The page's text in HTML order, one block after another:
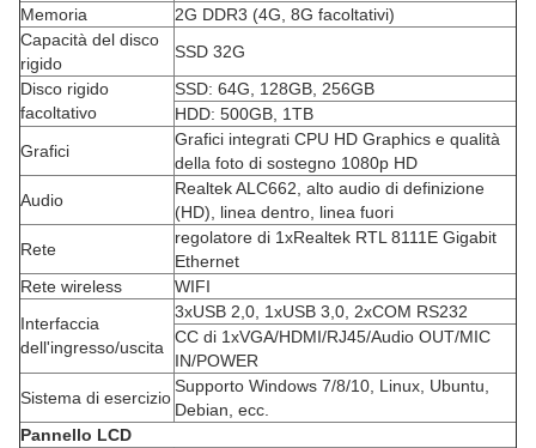
Memoria
2G DDR3 (4G, 8G facoltativi)
Capacità del disco
rigido
SSD 32G
Disco rigido
facoltativo
SSD: 64G, 128GB, 256GB
HDD: 500GB, 1TB
Grafici
Grafici integrati CPU HD Graphics e qualità
della foto di sostegno 1080p HD
Audio
Realtek ALC662, alto audio di definizione
(HD), linea dentro, linea fuori
Rete
regolatore di 1xRealtek RTL 8111E Gigabit
Ethernet
Rete wireless
WIFI
Interfaccia
dell'ingresso/uscita
3xUSB 2,0, 1xUSB 3,0, 2xCOM RS232
CC di 1xVGA/HDMI/RJ45/Audio OUT/MIC
IN/POWER
Sistema di esercizio
Supporto Windows 7/8/10, Linux, Ubuntu,
Debian, ecc.
Pannello LCD